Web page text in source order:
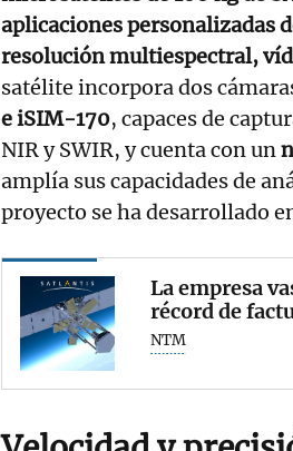
aplicaciones personalizadas
resolución multiespectral,
satélite incorpora dos
e iSIM-170, capaces de
NIR y SWIR, y cuenta con un
amplía sus capacidades de
proyecto se ha desarrollado
La empresa
récord de
NTM